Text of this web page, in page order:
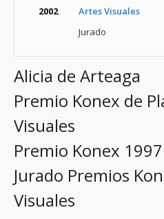
2002
Artes Visuales
Jurado
Alicia de Arteaga
Premio Konex de
Visuales
Premio Konex
Jurado Premios
Visuales